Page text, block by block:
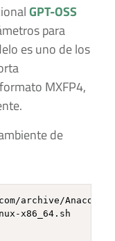
GPT-OSS
para
es uno de los
MXFP4,
de
archive/
x86_64.sh